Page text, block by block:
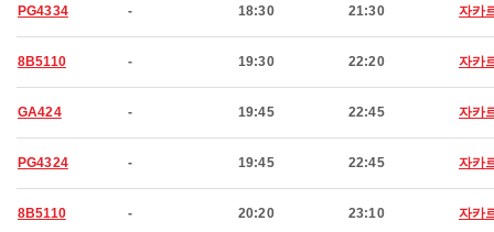
PG4334 - 18:30 21:30 자카
8B5110 - 19:30 22:20 자카
GA424 - 19:45 22:45 자카
PG4324 - 19:45 22:45 자카
8B5110 - 20:20 23:10 자카